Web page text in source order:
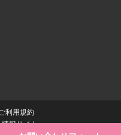
ご利用規約
情報サイト